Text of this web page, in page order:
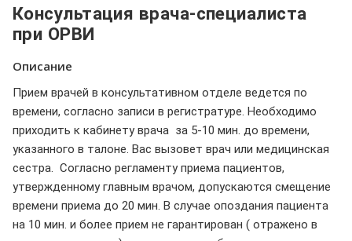
Консультация врача-специалиста
при ОРВИ
Описание
Прием врачей в консультативном отделе ведется по
времени, согласно записи в регистратуре. Необходимо
приходить к кабинету врача за 5-10 мин. до времени,
указанного в талоне. Вас вызовет врач или медицинская
сестра. Согласно регламенту приема пациентов,
утвержденному главным врачом, допускаются смещение
времени приема до 20 мин. В случае опоздания пациента
на 10 мин. и более прием не гарантирован ( отражено в